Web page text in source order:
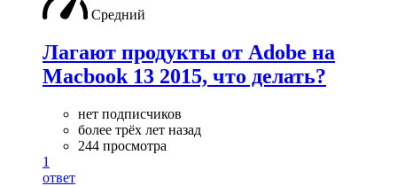
Средний
Лагают продукты от Adobe на
Macbook 13 2015, что делать?
нет подписчиков
более трёх лет назад
244 просмотра
1
ответ